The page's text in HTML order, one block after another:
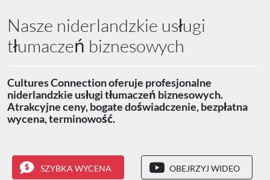
Nasze niderlandzkie usługi
tłumaczeń biznesowych
Cultures Connection oferuje profesjonalne
niderlandzkie usługi tłumaczeń biznesowych.
Atrakcyjne ceny, bogate doświadczenie, bezpłatna
wycena, terminowość.
SZYBKA WYCENA OBEJRZYJ WIDEO